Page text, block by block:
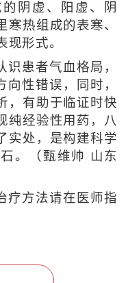
阴虚、阳虚、阴
寒热组成的表寒、
现形式。
患者气血格局，
向性错误，同时，
，有助于临证时快
纯经验性用药，八
实处，是构建科学
。（甄维帅 山东
疗方法请在医师指